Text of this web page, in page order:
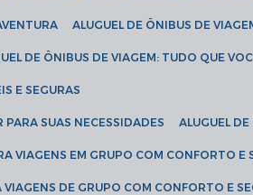
ALUGUEL DE ÔNIBUS DE
DE ÔNIBUS DE VIAGEM: TUDO QUE
E SEGURAS
PARA SUAS NECESSIDADES ALUGUEL
VIAGENS EM GRUPO COM CONFORTO E
VIAGENS DE GRUPO COM CONFORTO E